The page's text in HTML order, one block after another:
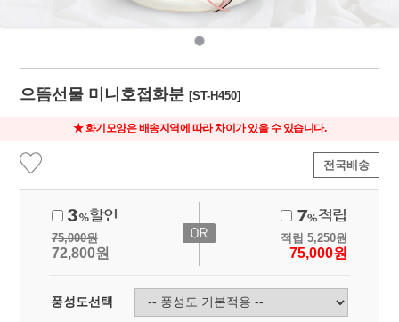
으뜸선물 미니호접화분[ST-H450]
★ 화기모양은 배송지역에 따라 차이가 있을 수 있습니다.
전국배송
75,000원
72,800원
적립 5,250원
75,000원
풍성도선택